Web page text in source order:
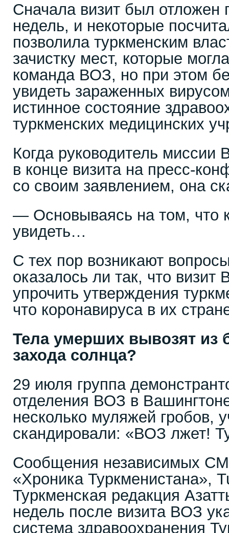
Сначала визит был отложен
недель, и некоторые
позволила туркменским
зачистку мест, которые
команда ВОЗ, но при этом
увидеть зараженных
истинное состояние
туркменских медицинских
Когда руководитель
в конце визита на пресс-
со своим заявлением, она
— Основываясь на том, что
увидеть…
С тех пор возникают
оказалось ли так, что
упрочить утверждения
что коронавируса в их
Тела умерших вывозят из
захода солнца?
29 июля группа
отделения ВОЗ в
несколько муляжей гробов,
скандировали: «ВОЗ лжет!
Сообщения независимых
«Хроника Туркменистана»,
Туркменская редакция
недель после визита ВОЗ
система здравоохранения